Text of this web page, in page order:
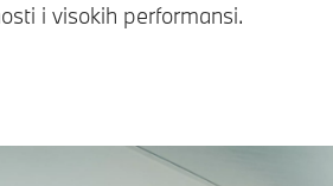
i visokih performansi.